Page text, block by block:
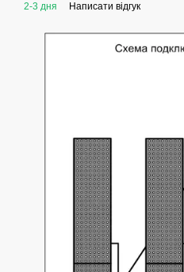
2-3 дня Написати відгук